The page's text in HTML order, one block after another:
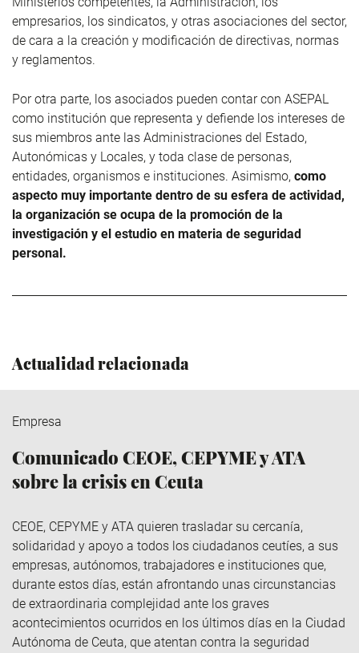
empresarios, los sindicatos, y otras asociaciones del sector,
de cara a la creación y modificación de directivas, normas
y reglamentos.
Por otra parte, los asociados pueden contar con ASEPAL
como institución que representa y defiende los intereses de
sus miembros ante las Administraciones del Estado,
Autonómicas y Locales, y toda clase de personas,
entidades, organismos e instituciones. Asimismo, como
aspecto muy importante dentro de su esfera de actividad,
la organización se ocupa de la promoción de la
investigación y el estudio en materia de seguridad
personal.
Actualidad relacionada
Empresa
Comunicado CEOE, CEPYME y ATA
sobre la crisis en Ceuta
CEOE, CEPYME y ATA quieren trasladar su cercanía,
solidaridad y apoyo a todos los ciudadanos ceutíes, a sus
empresas, autónomos, trabajadores e instituciones que,
durante estos días, están afrontando unas circunstancias
de extraordinaria complejidad ante los graves
acontecimientos ocurridos en los últimos días en la Ciudad
Autónoma de Ceuta, que atentan contra la seguridad